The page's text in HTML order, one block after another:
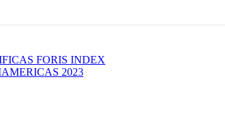
FORIS INDEX
2023